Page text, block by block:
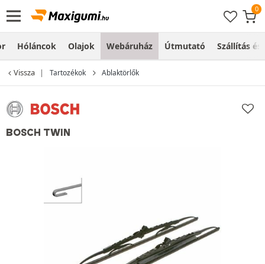
Hóláncok Olajok Webáruház Útmutató Szállítás és
Vissza Tartozékok Ablaktörlők
BOSCH TWIN